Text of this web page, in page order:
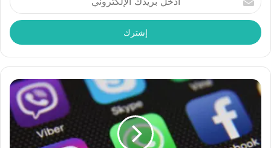
بريدك
الإلكتروني